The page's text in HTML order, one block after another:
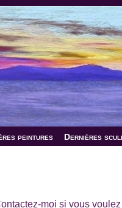
peintures Dernières
moi si vous